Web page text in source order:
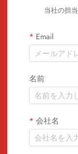
当社の担
Email
名前
会社名